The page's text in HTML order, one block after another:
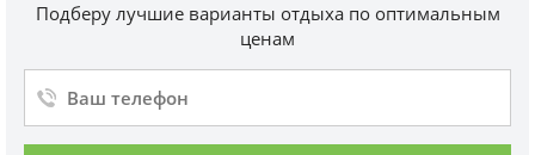
Подберу лучшие варианты отдыха по оптимальным
ценам